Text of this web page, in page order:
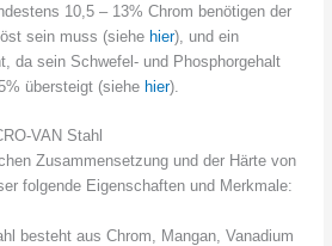
10,5 – 13% Chrom benötigen der
sein muss (siehe hier), und ein
da sein Schwefel- und Phosphorgehalt
übersteigt (siehe hier).
VAN Stahl
Zusammensetzung und der Härte von
folgende Eigenschaften und Merkmale:
besteht aus Chrom, Mangan, Vanadium